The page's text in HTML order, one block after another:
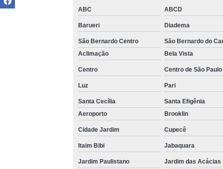
Multi
ABC ABCD
Barueri Diadema
São Bernardo Centro São Bernardo do
Aclimação
Bela Vista
Centro Centro de São Paulo
Luz Pari
Santa Cecília Santa Efigênia
Aeroporto
Brooklin
Cidade Jardim Cupecê
Itaim Bibi Jabaquara
Jardim Paulistano Jardim das Acácias